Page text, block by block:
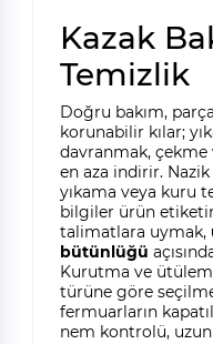
Kazak
Temizlik
Doğru bakım,
korunabilir kılar;
davranmak,
en aza indirir.
yıkama veya kuru
bilgiler ürün
talimatlara uymak,
bütünlüğü
Kurutma ve
türüne göre
fermuarların
nem kontrolü,